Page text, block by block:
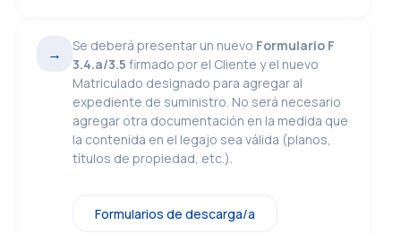
→ Se deberá presentar un nuevo Formulario F
3.4.a/3.5 firmado por el Cliente y el nuevo
Matriculado designado para agregar al
expediente de suministro. No será necesario
agregar otra documentación en la medida que
la contenida en el legajo sea válida (planos,
títulos de propiedad, etc.).
Formularios de descarga/a